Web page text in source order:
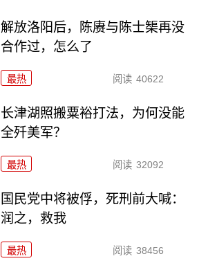
解放洛阳后，陈赓与陈士榘再没
合作过，怎么了
最热 阅读 40622
长津湖照搬粟裕打法，为何没能
全歼美军？
最热 阅读 32092
国民党中将被俘，死刑前大喊：
润之，救我
最热 阅读 38456